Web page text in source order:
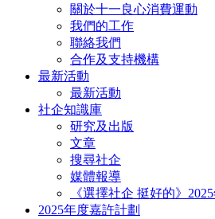
關於十一良心消費運動
我們的工作
聯絡我們
合作及支持機構
最新活動
最新活動
社企知識庫
研究及出版
文章
搜尋社企
媒體報導
《選擇社企 挺好的》
2025年度嘉許計劃